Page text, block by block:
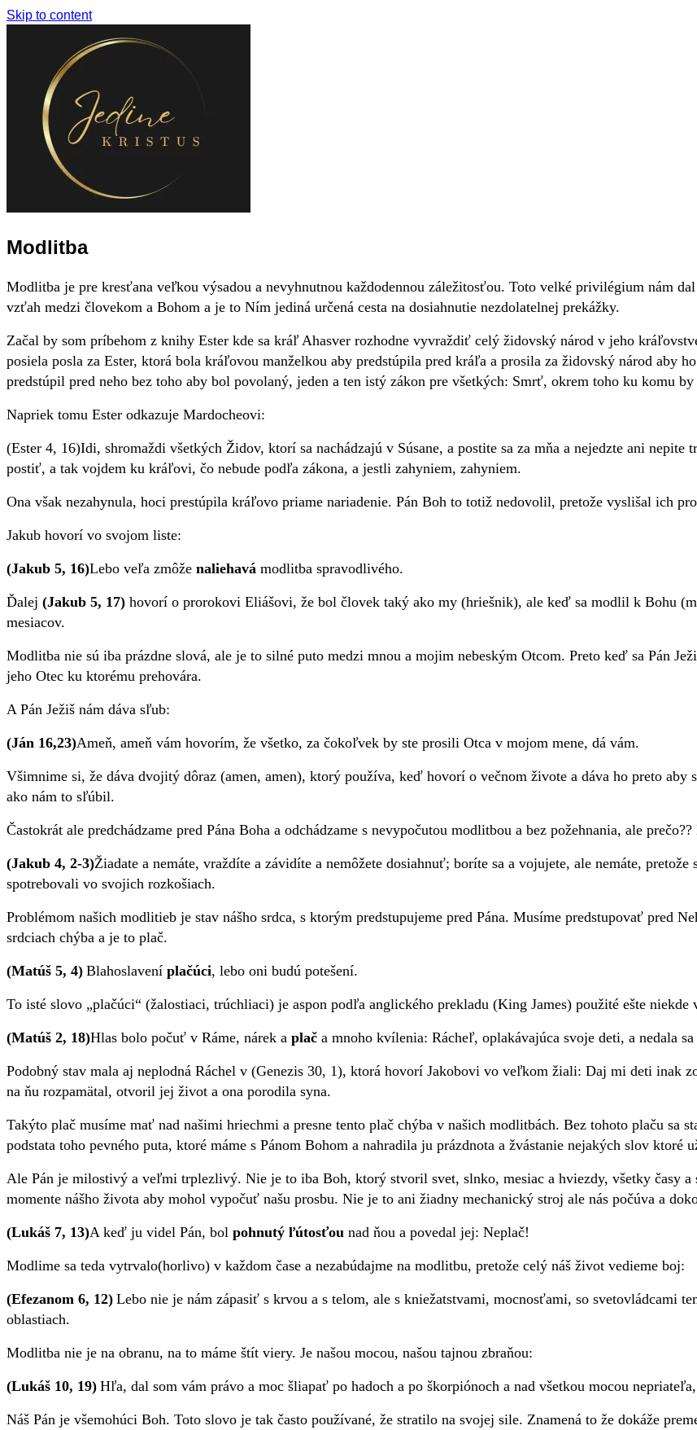
Skip to content
Modlitba
Modlitba je pre kresťana veľkou výsadou a nevyhnutnou každodennou záležitosťou. Toto velké privilégium nám
vzťah medzi človekom a Bohom a je to Ním jediná určená cesta na dosiahnutie nezdolatelnej prekážky.
Začal by som príbehom z knihy Ester kde sa kráľ Ahasver rozhodne vyvraždiť celý židovský národ v jeho
posiela posla za Ester, ktorá bola kráľovou manželkou aby predstúpila pred kráľa a prosila za židovský národ
predstúpil pred neho bez toho aby bol povolaný, jeden a ten istý zákon pre všetkých: Smrť, okrem toho ku komu
Napriek tomu Ester odkazuje Mardocheovi:
(Ester 4, 16)Idi, shromaždi všetkých Židov, ktorí sa nachádzajú v Súsane, a postite sa za mňa a nejedzte ani
postiť, a tak vojdem ku kráľovi, čo nebude podľa zákona, a jestli zahyniem, zahyniem.
Ona však nezahynula, hoci prestúpila kráľovo priame nariadenie. Pán Boh to totiž nedovolil, pretože vyslišal ich
Jakub hovorí vo svojom liste:
(Jakub 5, 16)Lebo veľa zmôže naliehavá modlitba spravodlivého.
Ďalej (Jakub 5, 17) hovorí o prorokovi Eliášovi, že bol človek taký ako my (hriešnik), ale keď sa modlil k Bohu
mesiacov.
Modlitba nie sú iba prázdne slová, ale je to silné puto medzi mnou a mojim nebeským Otcom. Preto keď sa Pán
jeho Otec ku ktorému prehovára.
A Pán Ježiš nám dáva sľub:
(Ján 16,23)Ameň, ameň vám hovorím, že všetko, za čokoľvek by ste prosili Otca v mojom mene, dá vám.
Všimnime si, že dáva dvojitý dôraz (amen, amen), ktorý používa, keď hovorí o večnom živote a dáva ho preto aby
ako nám to sľúbil.
Častokrát ale predchádzame pred Pána Boha a odchádzame s nevypočutou modlitbou a bez požehnania, ale prečo??
(Jakub 4, 2-3)Žiadate a nemáte, vraždíte a závidíte a nemôžete dosiahnuť; boríte sa a vojujete, ale nemáte, pretože
spotrebovali vo svojich rozkošiach.
Problémom našich modlitieb je stav nášho srdca, s ktorým predstupujeme pred Pána. Musíme predstupovať pred
srdciach chýba a je to plač.
(Matúš 5, 4) Blahoslavení plačúci, lebo oni budú potešení.
To isté slovo „plačúci“ (žalostiaci, trúchliaci) je aspon podľa anglického prekladu (King James) použité ešte niekde
(Matúš 2, 18)Hlas bolo počuť v Ráme, nárek a plač a mnoho kvílenia: Rácheľ, oplakávajúca svoje deti, a nedala
Podobný stav mala aj neplodná Ráchel v (Genezis 30, 1), ktorá hovorí Jakobovi vo veľkom žiali: Daj mi deti inak
na ňu rozpamätal, otvoril jej život a ona porodila syna.
Takýto plač musíme mať nad našimi hriechmi a presne tento plač chýba v našich modlitbách. Bez tohoto plaču sa
podstata toho pevného puta, ktoré máme s Pánom Bohom a nahradila ju prázdnota a žvástanie nejakých slov
Ale Pán je milostivý a veľmi trplezlivý. Nie je to iba Boh, ktorý stvoril svet, slnko, mesiac a hviezdy, všetky časy a
momente nášho života aby mohol vypočuť našu prosbu. Nie je to ani žiadny mechanický stroj ale nás počúva a
(Lukáš 7, 13)A keď ju videl Pán, bol pohnutý ľútosťou nad ňou a povedal jej: Neplač!
Modlime sa teda vytrvalo(horlivo) v každom čase a nezabúdajme na modlitbu, pretože celý náš život vedieme boj:
(Efezanom 6, 12) Lebo nie je nám zápasiť s krvou a s telom, ale s kniežatstvami, mocnosťami, so svetovládcami
oblastiach.
Modlitba nie je na obranu, na to máme štít viery. Je našou mocou, našou tajnou zbraňou:
(Lukáš 10, 19) Hľa, dal som vám právo a moc šliapať po hadoch a po škorpiónoch a nad všetkou mocou
Náš Pán je všemohúci Boh. Toto slovo je tak často používané, že stratilo na svojej sile. Znamená to že dokáže